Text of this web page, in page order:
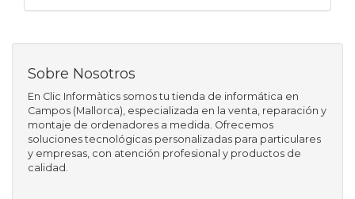
Sobre Nosotros
En Clic Informàtics somos tu tienda de informática en
Campos (Mallorca), especializada en la venta, reparación y
montaje de ordenadores a medida. Ofrecemos
soluciones tecnológicas personalizadas para particulares
y empresas, con atención profesional y productos de
calidad.